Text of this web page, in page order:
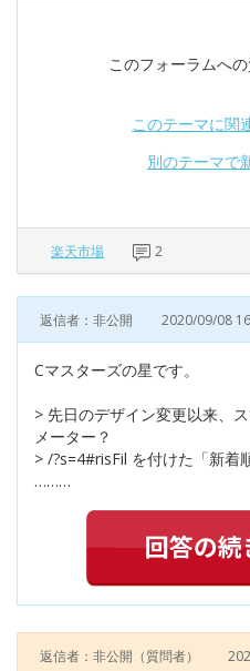
このフォーラムへ
このテーマに関
別のテーマで
楽天市場 2
返信者：非公開 2020/09/08
Cマスターズの星です。
> 先日のデザイン変更以来、
メーター？
> /?s=4#risFil を付けた「新着
………
返信者：非公開 （質問者）